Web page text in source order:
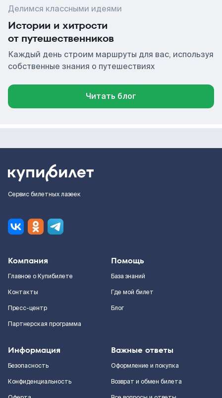
Делимся классными идеями
Истории и хитрости
от путешественников
Каждый день строим маршруты для вас, используя
собственные знания о путешествиях
Читать блог
Сервис билетных лазеек
Компания
Главное о Купибилете
Контакты
Пресс-центр
Партнерская программа
Помощь
База знаний
Где мой билет
Блог
Информация
Безопасность
Конфиденциальность
Важные ответы
Оформление и покупка
Возврат и обмен билета